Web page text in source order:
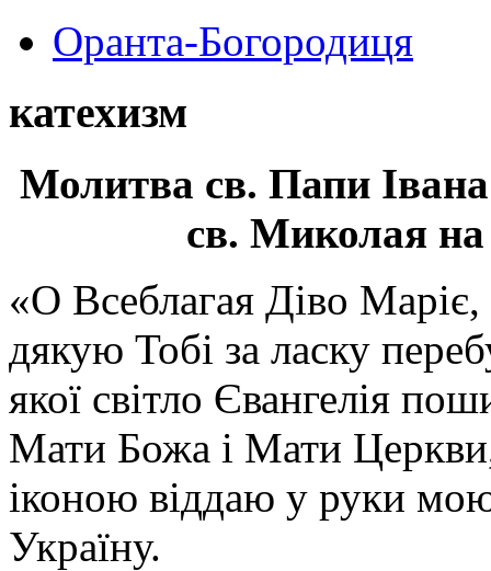
Оранта-Богородиця
катехизм
Молитва св. Папи
св. Миколая на
«О Всеблагая Діво
дякую Тобі за ласку
якої світло Євангелія
Мати Божа і Мати
іконою віддаю у руки
Україну.